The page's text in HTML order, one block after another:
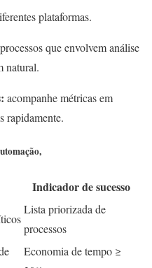
plataformas.
que envolvem análise
natural.
acompanhe métricas em
rapidamente.
Indicador de sucesso
Lista priorizada de
processos
Economia de tempo ≥